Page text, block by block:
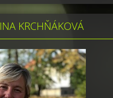
KRCHŇÁKOVÁ